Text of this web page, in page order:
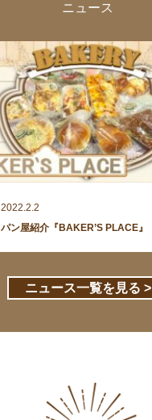
ニュース
2022.2.2
パン屋紹介『BAKER’S PLACE』
ニュース一覧を見る >